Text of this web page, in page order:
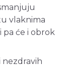
vlaknima
pa će i obrok
nezdravih